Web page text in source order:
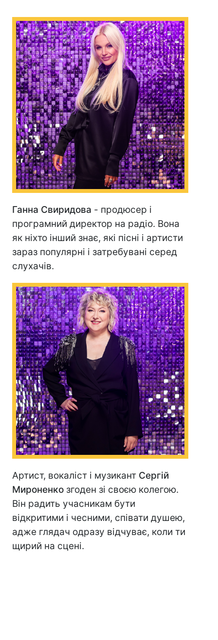
Ганна Свиридова - продюсер і
програмний директор на радіо. Вона
як ніхто інший знає, які пісні і артисти
зараз популярні і затребувані серед
слухачів.
Артист, вокаліст і музикант Сергій
Мироненко згоден зі своєю колегою.
Він радить учасникам бути
відкритими і чесними, співати душею,
адже глядач одразу відчуває, коли ти
щирий на сцені.